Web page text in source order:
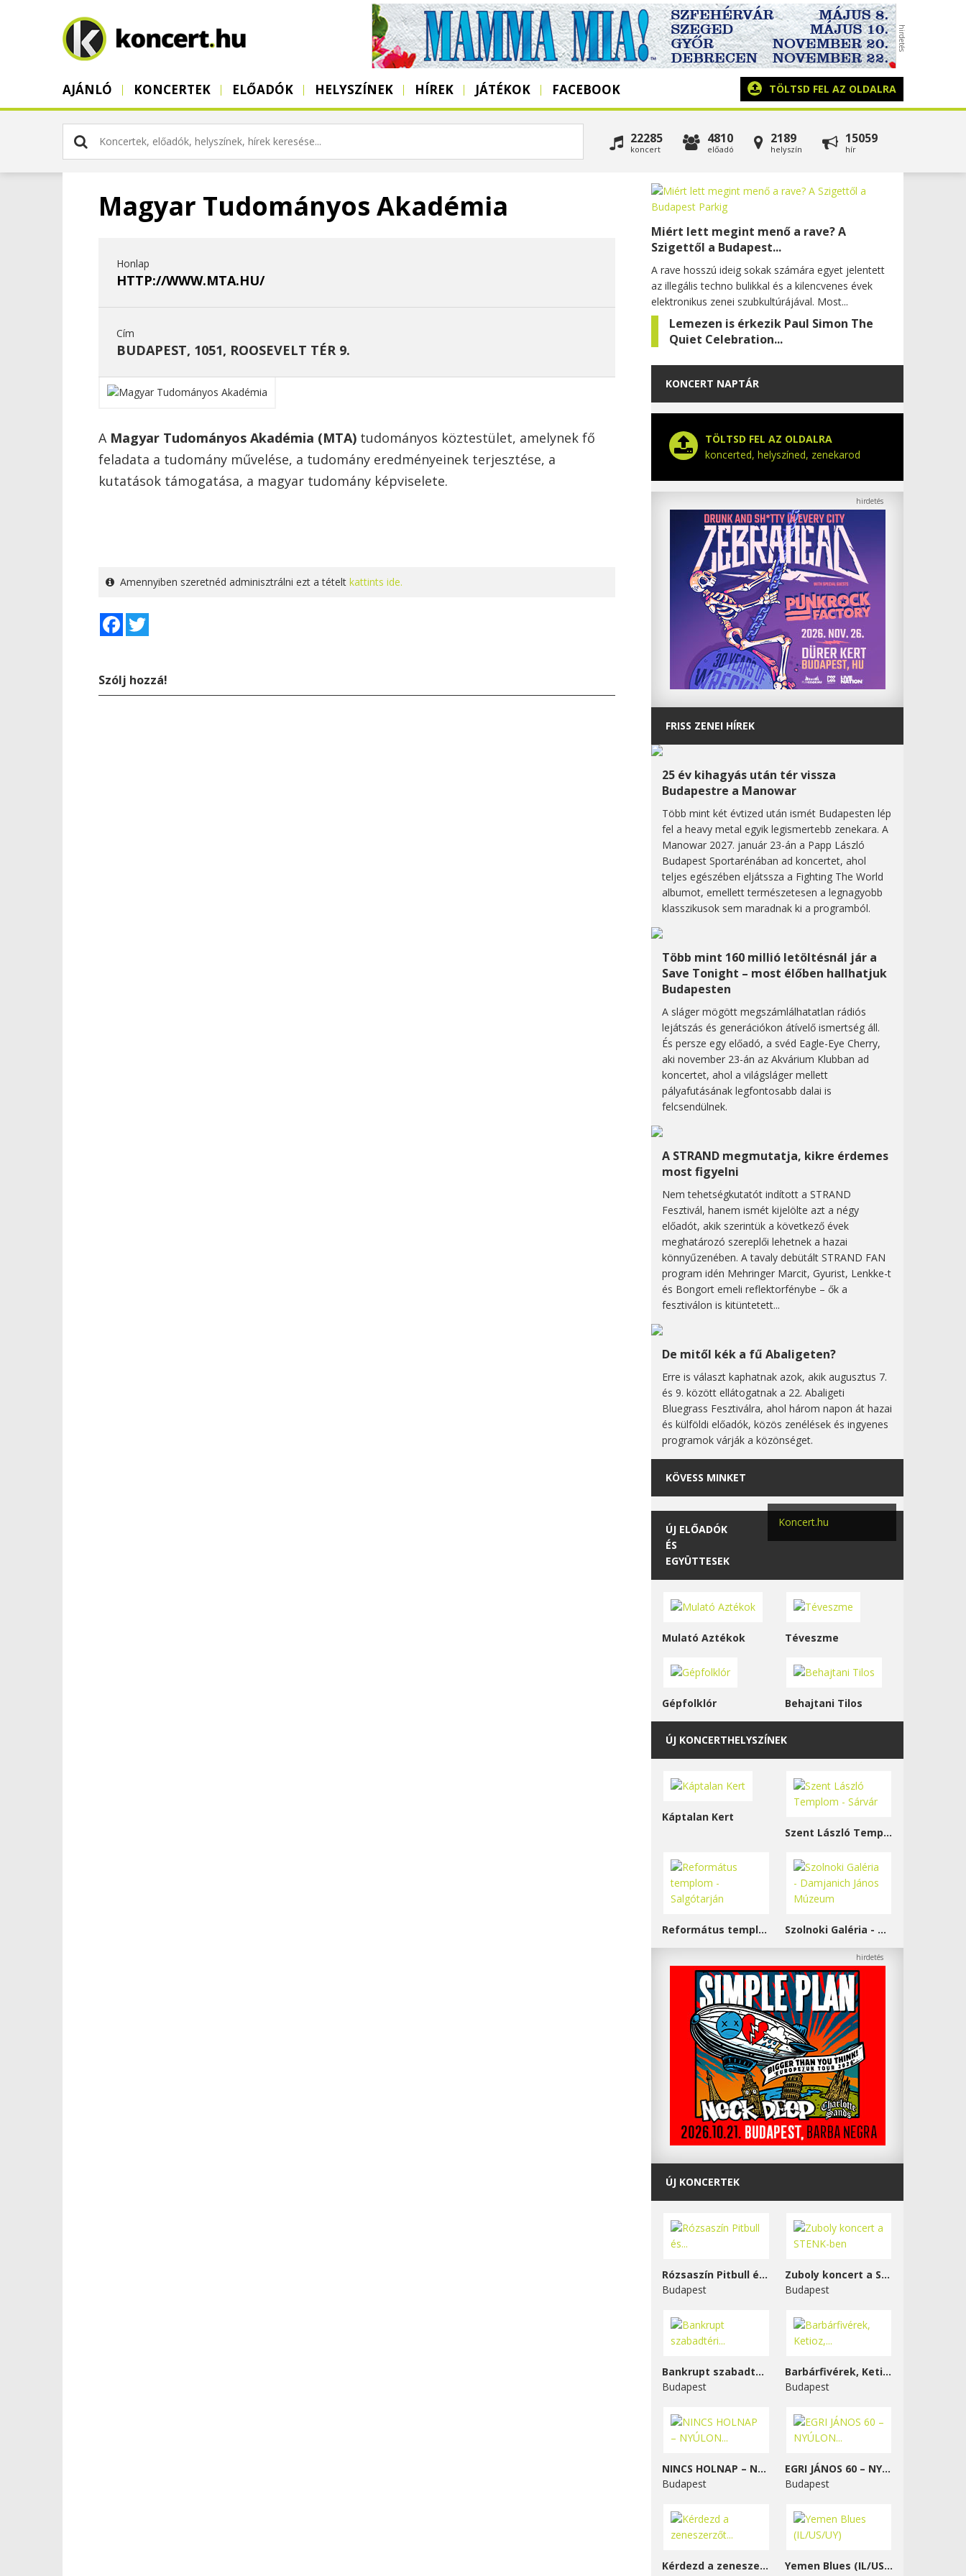
AJÁNLÓ KONCERTEK ELŐADÓK HELYSZÍNEK HÍREK JÁTÉKOK FACEBOOK TÖLTSD FEL AZ OLDALRA
22285
koncert
4810
előadó
2189
helyszín
15059
hír
Magyar Tudományos Akadémia
Honlap
HTTP://WWW.MTA.HU/
Cím
BUDAPEST, 1051, ROOSEVELT TÉR 9.
A Magyar Tudományos Akadémia (MTA) tudományos köztestület, amelynek fő
feladata a tudomány művelése, a tudomány eredményeinek terjesztése, a
kutatások támogatása, a magyar tudomány képviselete.
Amennyiben szeretnéd adminisztrálni ezt a tételt kattints ide.
Facebook
Szólj hozzá!
Miért lett megint menő a rave? A
Szigettől a Budapest...
A rave hosszú ideig sokak számára egyet jelentett
az illegális techno bulikkal és a kilencvenes évek
elektronikus zenei szubkultúrájával. Most...
Lemezen is érkezik Paul Simon The
Quiet Celebration...
KONCERT NAPTÁR
TÖLTSD FEL AZ OLDALRA
koncerted, helyszíned, zenekarod
FRISS ZENEI HÍREK
25 év kihagyás után tér vissza
Budapestre a Manowar
Több mint két évtized után ismét Budapesten lép
fel a heavy metal egyik legismertebb zenekara. A
Manowar 2027. január 23-án a Papp László
Budapest Sportarénában ad koncertet, ahol
teljes egészében eljátssza a Fighting The World
albumot, emellett természetesen a legnagyobb
klasszikusok sem maradnak ki a programból.
Több mint 160 millió letöltésnál jár a
Save Tonight – most élőben hallhatjuk
Budapesten
A sláger mögött megszámlálhatatlan rádiós
lejátszás és generációkon átívelő ismertség áll.
És persze egy előadó, a svéd Eagle-Eye Cherry,
aki november 23-án az Akvárium Klubban ad
koncertet, ahol a világsláger mellett
pályafutásának legfontosabb dalai is
felcsendülnek.
A STRAND megmutatja, kikre érdemes
most figyelni
Nem tehetségkutatót indított a STRAND
Fesztivál, hanem ismét kijelölte azt a négy
előadót, akik szerintük a következő évek
meghatározó szereplői lehetnek a hazai
könnyűzenében. A tavaly debütált STRAND FAN
program idén Mehringer Marcit, Gyurist, Lenkke-t
és Bongort emeli reflektorfénybe – ők a
fesztiválon is kitüntetett...
De mitől kék a fű Abaligeten?
Erre is választ kaphatnak azok, akik augusztus 7.
és 9. között ellátogatnak a 22. Abaligeti
Bluegrass Fesztiválra, ahol három napon át hazai
és külföldi előadók, közös zenélések és ingyenes
programok várják a közönséget.
KÖVESS MINKET
Koncert.hu
ÚJ ELŐADÓK
ÉS
EGYÜTTESEK
Mulató Aztékok Téveszme
Gépfolklór Behajtani Tilos
ÚJ KONCERTHELYSZÍNEK
Káptalan Kert
Szent László Templom - Sárvár
Református templom - Salgótarján Szolnoki Galéria - Damjanich János Múzeum
ÚJ KONCERTEK
Rózsaszín Pitbull és...
Budapest
Zuboly koncert a STENK-ben
Budapest
Bankrupt szabadtéri...
Budapest
Barbárfivérek, Ketioz,...
Budapest
NINCS HOLNAP – NYÚLON...
Budapest
EGRI JÁNOS 60 – NYÚLON...
Budapest
Kérdezd a zeneszerzőt...
Yemen Blues (IL/US/UY)